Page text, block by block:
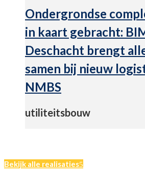
Ondergrondse
in kaart gebracht:
Deschacht brengt
samen bij nieuw
NMBS
utiliteitsbouw
Bekijk alle realisaties